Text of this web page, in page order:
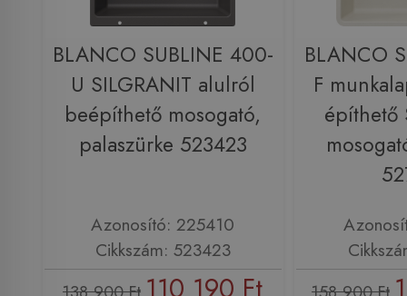
BLANCO SUBLINE 400-
U SILGRANIT alulról
beépíthető mosogató,
palaszürke 523423
Azonosító: 225410
Cikkszám: 523423
BLANCO
F
építhető